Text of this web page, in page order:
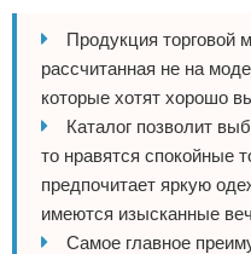
Продукция торговой
рассчитанная не на
которые хотят хорошо
Каталог позволит
то нравятся спокойные
предпочитает яркую
имеются изысканные
Самое главное